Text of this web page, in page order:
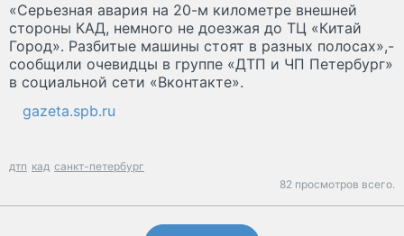
«Серьезная авария на 20-м километре внешней
стороны КАД, немного не доезжая до ТЦ «Китай
Город». Разбитые машины стоят в разных полосах»,-
сообщили очевидцы в группе «ДТП и ЧП Петербург»
в социальной сети «Вконтакте».
gazeta.spb.ru
дтп кад санкт-петербург
82 просмотров всего.